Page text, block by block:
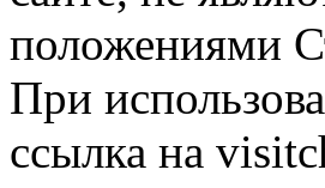
положениями
При
ссылка на